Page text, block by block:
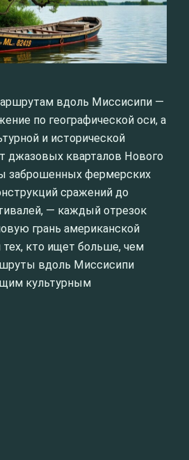
вдоль Миссисипи —
по географической оси, а
и исторической
джазовых кварталов Нового
заброшенных фермерских
сражений до
— каждый отрезок
грань американской
тех, кто ищет больше, чем
вдоль Миссисипи
культурным